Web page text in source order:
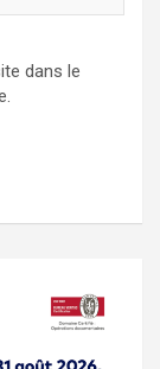
dans le